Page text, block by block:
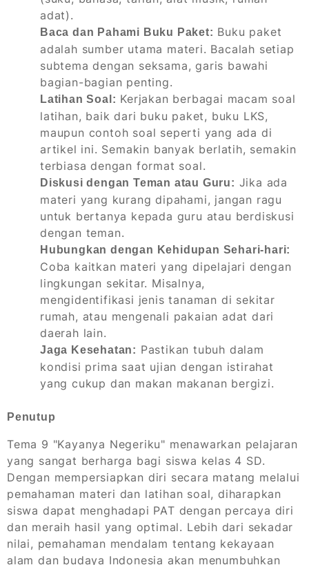
adat).
Baca dan Pahami Buku Paket: Buku paket
adalah sumber utama materi. Bacalah setiap
subtema dengan seksama, garis bawahi
bagian-bagian penting.
Latihan Soal: Kerjakan berbagai macam soal
latihan, baik dari buku paket, buku LKS,
maupun contoh soal seperti yang ada di
artikel ini. Semakin banyak berlatih, semakin
terbiasa dengan format soal.
Diskusi dengan Teman atau Guru: Jika ada
materi yang kurang dipahami, jangan ragu
untuk bertanya kepada guru atau berdiskusi
dengan teman.
Hubungkan dengan Kehidupan Sehari-hari:
Coba kaitkan materi yang dipelajari dengan
lingkungan sekitar. Misalnya,
mengidentifikasi jenis tanaman di sekitar
rumah, atau mengenali pakaian adat dari
daerah lain.
Jaga Kesehatan: Pastikan tubuh dalam
kondisi prima saat ujian dengan istirahat
yang cukup dan makan makanan bergizi.
Penutup
Tema 9 "Kayanya Negeriku" menawarkan pelajaran
yang sangat berharga bagi siswa kelas 4 SD.
Dengan mempersiapkan diri secara matang melalui
pemahaman materi dan latihan soal, diharapkan
siswa dapat menghadapi PAT dengan percaya diri
dan meraih hasil yang optimal. Lebih dari sekadar
nilai, pemahaman mendalam tentang kekayaan
alam dan budaya Indonesia akan menumbuhkan